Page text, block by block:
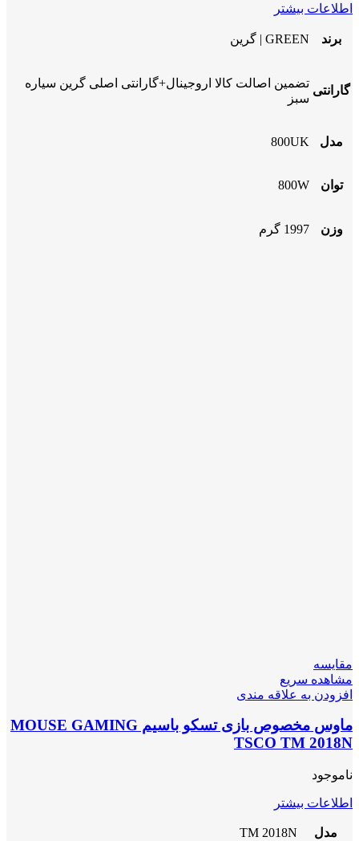
اطلاعات بیشتر
برند GREEN | گرین
گارانتی
تضمین اصالت کالا اروجینال+گارانتی اصلی گرین سیاره
سبز
مدل 800UK
توان 800W
وزن 1997 گرم
مقایسه
مشاهده سریع
افزودن به علاقه مندی
ماوس مخصوص بازی تسکو باسیم MOUSE GAMING
TSCO TM 2018N
ناموجود
اطلاعات بیشتر
مدل TM 2018N